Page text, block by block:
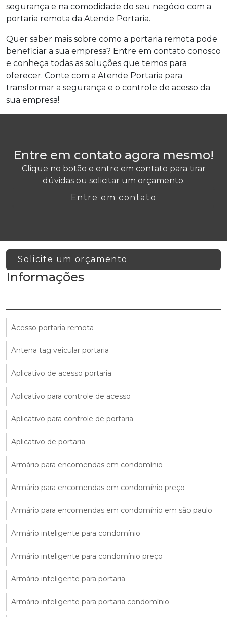
segurança e na comodidade do seu negócio com a
portaria remota da Atende Portaria.
Quer saber mais sobre como a portaria remota pode
beneficiar a sua empresa? Entre em contato conosco
e conheça todas as soluções que temos para
oferecer. Conte com a Atende Portaria para
transformar a segurança e o controle de acesso da
sua empresa!
Entre em contato agora mesmo!
Clique no botão e entre em contato para tirar
dúvidas ou solicitar um orçamento.
Entre em contato
Solicite um orçamento
Informações
Acesso portaria remota
Antena tag veicular portaria
Aplicativo de acesso portaria
Aplicativo para controle de acesso
Aplicativo para controle de portaria
Aplicativo de portaria
Armário para encomendas em condomínio
Armário para encomendas em condomínio preço
Armário para encomendas em condomínio em são paulo
Armário inteligente para condomínio
Armário inteligente para condomínio preço
Armário inteligente para portaria
Armário inteligente para portaria condomínio